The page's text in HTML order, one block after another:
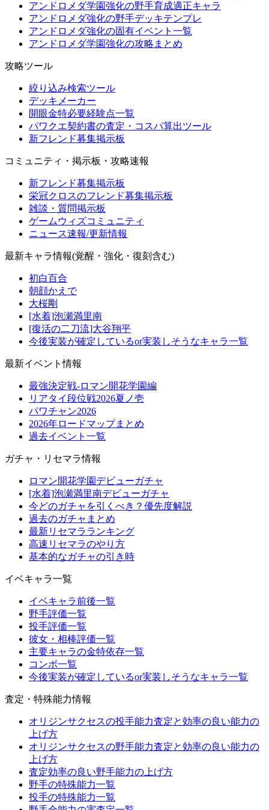
アンドロメダ学園強化の野手育成適正キャラ
アンドロメダ強化の野手デッキテンプレ
アンドロメダ強化の固有イベント一覧
アンドロメダ学園強化の攻略まとめ
攻略ツール
絞り込み検索ツール
デッキメーカー
開眼金特必要経験点一覧
パワクエ契約書の査定・コスパ算出ツール
新フレンド募集掲示板
コミュニティ・掲示板・攻略速報
新フレンド募集掲示板
栄冠クロスのフレンド募集掲示板
雑談・質問掲示板
ゲームウィズコミュニティ
ニュース速報/更新情報
最新キャラ情報(覚醒・強化・復刻含む)
初白百合
朝顔かえで
大桜剛
[水着]泡瀬満里南
[復活の二刀流]大谷翔平
今後実装が確定しているor実装しそうなキャラ一覧
最新イベント情報
最強決定戦-ロマン開花学園編
リアタイ段位戦2026夏ノ壱
パワチャン2026
2026年ロードマップまとめ
過去イベント一覧
ガチャ・リセマラ情報
ロマン開花学園デビューガチャ
[水着]泡瀬満里南デビューガチャ
今どのガチャを引くべき？優先度解説
過去のガチャまとめ
最新リセマラランキング
高速リセマラのやり方
基本的なガチャの引き時
イベキャラ一覧
イベキャラ前後一覧
野手評価一覧
投手評価一覧
彼女・相棒評価一覧
主要キャラの金特依存一覧
コンボ一覧
今後実装が確定しているor実装しそうなキャラ一覧
査定・特殊能力情報
オリジンサクセスの投手能力査定と効率の良い能力の
上げ方
オリジンサクセスの野手能力査定と効率の良い能力の
上げ方
査定効率の良い野手能力の上げ方
野手の特殊能力一覧
投手の特殊能力一覧